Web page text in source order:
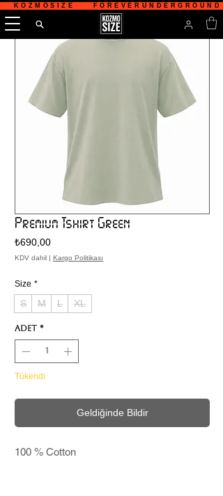
KOZMOSIZE    FOREVERUNDERGROUND
Premium Tshirt Green
₺690,00Fiyat
KDV dahil | Kargo Politikası
Size *
S M L XL
Adet *
Tükendi
Geldiğinde Bildir
100 % Cotton